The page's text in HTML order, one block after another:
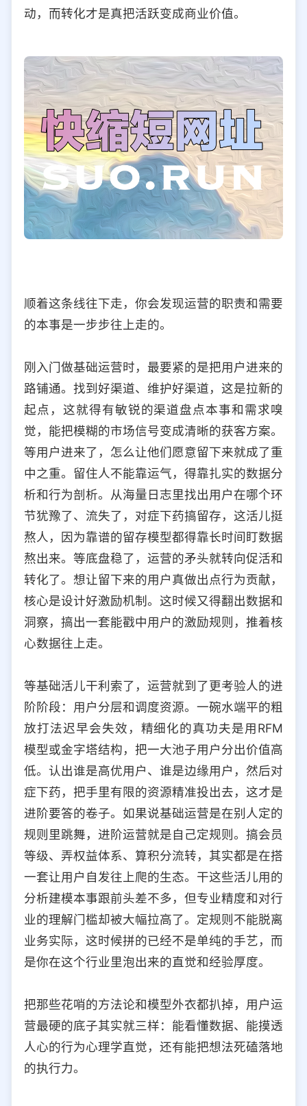
动，而转化才是真把活跃变成商业价值。
顺着这条线往下走，你会发现运营的职责和需要
的本事是一步步往上走的。
刚入门做基础运营时，最要紧的是把用户进来的
路铺通。找到好渠道、维护好渠道，这是拉新的
起点，这就得有敏锐的渠道盘点本事和需求嗅
觉，能把模糊的市场信号变成清晰的获客方案。
等用户进来了，怎么让他们愿意留下来就成了重
中之重。留住人不能靠运气，得靠扎实的数据分
析和行为剖析。从海量日志里找出用户在哪个环
节犹豫了、流失了，对症下药搞留存，这活儿挺
熬人，因为靠谱的留存模型都得靠长时间盯数据
熬出来。等底盘稳了，运营的矛头就转向促活和
转化了。想让留下来的用户真做出点行为贡献，
核心是设计好激励机制。这时候又得翻出数据和
洞察，搞出一套能戳中用户的激励规则，推着核
心数据往上走。
等基础活儿干利索了，运营就到了更考验人的进
阶阶段：用户分层和调度资源。一碗水端平的粗
放打法迟早会失效，精细化的真功夫是用RFM
模型或金字塔结构，把一大池子用户分出价值高
低。认出谁是高优用户、谁是边缘用户，然后对
症下药，把手里有限的资源精准投出去，这才是
进阶要答的卷子。如果说基础运营是在别人定的
规则里跳舞，进阶运营就是自己定规则。搞会员
等级、弄权益体系、算积分流转，其实都是在搭
一套让用户自发往上爬的生态。干这些活儿用的
分析建模本事跟前头差不多，但专业精度和对行
业的理解门槛却被大幅拉高了。定规则不能脱离
业务实际，这时候拼的已经不是单纯的手艺，而
是你在这个行业里泡出来的直觉和经验厚度。
把那些花哨的方法论和模型外衣都扒掉，用户运
营最硬的底子其实就三样：能看懂数据、能摸透
人心的行为心理学直觉，还有能把想法死磕落地
的执行力。